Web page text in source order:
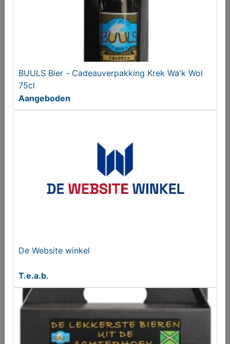
BUULS Bier - Cadeauverpakking - 4-pack
BUULS Bier - Cadeauverpakking Krek Wa'k Wol
75cl
Aangeboden
De Website winkel
T.e.a.b.